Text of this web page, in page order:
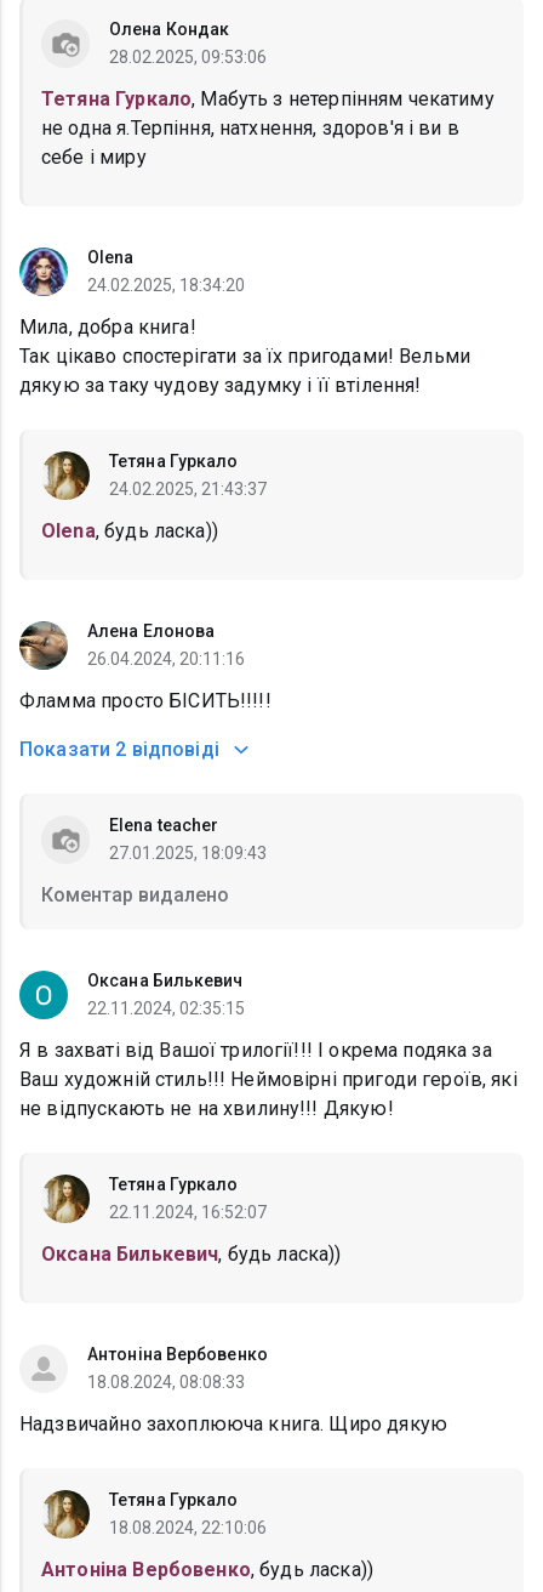
Олена Кондак
28.02.2025, 09:53:06
Тетяна Гуркало, Мабуть з нетерпінням чекатиму
не одна я.Терпіння, натхнення, здоров'я і ви в
себе і миру
Olena
24.02.2025, 18:34:20
Мила, добра книга!
Так цікаво спостерігати за їх пригодами! Вельми
дякую за таку чудову задумку і її втілення!
Тетяна Гуркало
24.02.2025, 21:43:37
Olena, будь ласка))
Алена Елонова
26.04.2024, 20:11:16
Фламма просто БІСИТЬ!!!!!
Показати 2 відповіді
Elena teacher
27.01.2025, 18:09:43
Коментар видалено
Оксана Билькевич
22.11.2024, 02:35:15
Я в захваті від Вашої трилогії!!! І окрема подяка за
Ваш художній стиль!!! Неймовірні пригоди героїв, які
не відпускають не на хвилину!!! Дякую!
Тетяна Гуркало
22.11.2024, 16:52:07
Оксана Билькевич, будь ласка))
Антоніна Вербовенко
18.08.2024, 08:08:33
Надзвичайно захоплююча книга. Щиро дякую
Тетяна Гуркало
18.08.2024, 22:10:06
Антоніна Вербовенко, будь ласка))